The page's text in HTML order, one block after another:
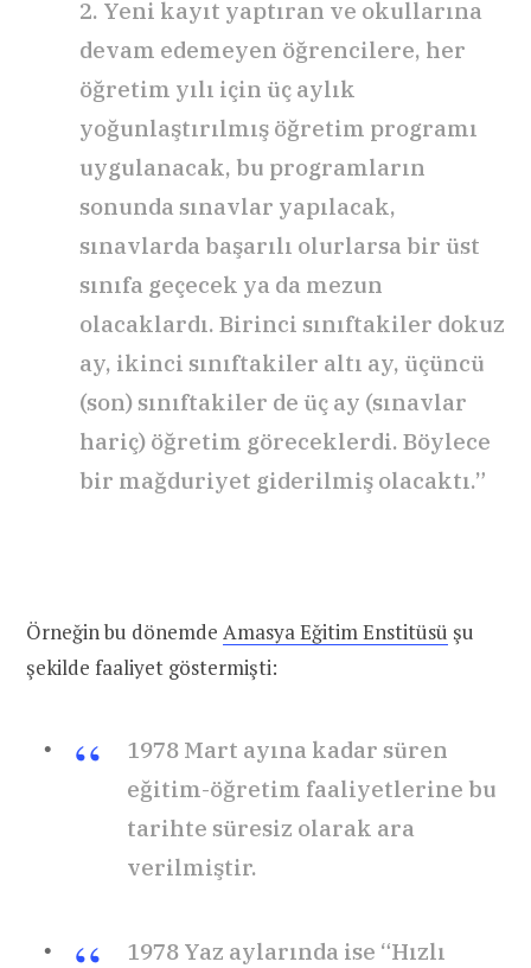
2. Yeni kayıt yaptıran ve okullarına
devam edemeyen öğrencilere, her
öğretim yılı için üç aylık
yoğunlaştırılmış öğretim programı
uygulanacak, bu programların
sonunda sınavlar yapılacak,
sınavlarda başarılı olurlarsa bir üst
sınıfa geçecek ya da mezun
olacaklardı. Birinci sınıftakiler dokuz
ay, ikinci sınıftakiler altı ay, üçüncü
(son) sınıftakiler de üç ay (sınavlar
hariç) öğretim göreceklerdi. Böylece
bir mağduriyet giderilmiş olacaktı.”
Örneğin bu dönemde Amasya Eğitim Enstitüsü şu
şekilde faaliyet göstermişti:
1978 Mart ayına kadar süren
eğitim-öğretim faaliyetlerine bu
tarihte süresiz olarak ara
verilmiştir.
1978 Yaz aylarında ise “Hızlı